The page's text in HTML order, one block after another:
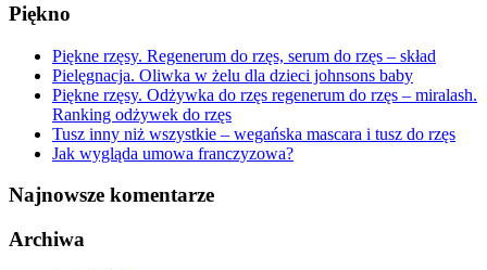
Piękno
Piękne rzęsy. Regenerum do rzęs, serum do rzęs – skład
Pielęgnacja. Oliwka w żelu dla dzieci johnsons baby
Piękne rzęsy. Odżywka do rzęs regenerum do rzęs – miralash.
Ranking odżywek do rzęs
Tusz inny niż wszystkie – wegańska mascara i tusz do rzęs
Jak wygląda umowa franczyzowa?
Najnowsze komentarze
Archiwa